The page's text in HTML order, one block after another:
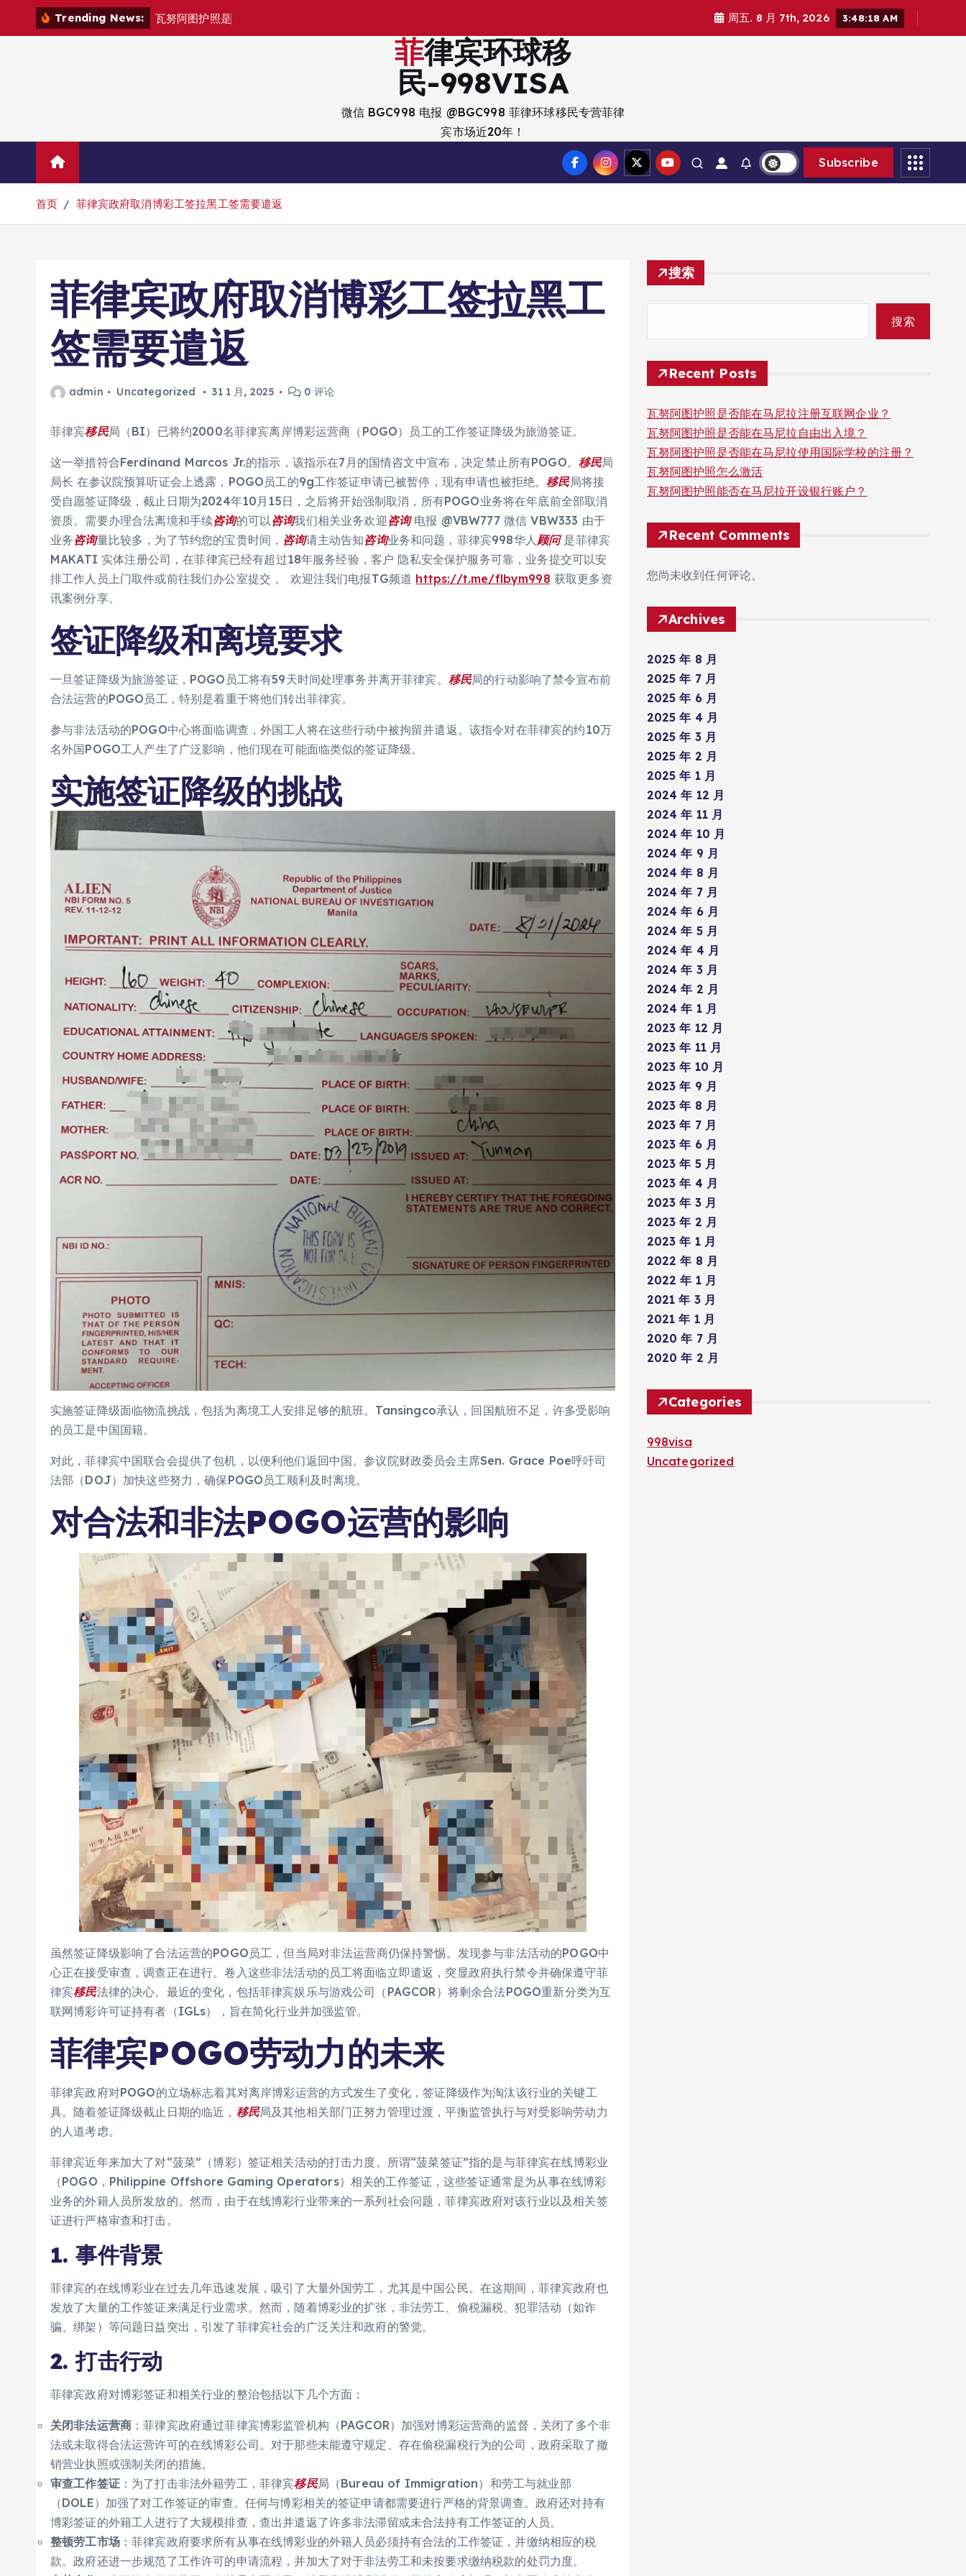
Trending News: 瓦努阿图护照是 周五. 8 月 7th, 2026 3:48:19 AM
菲律宾环球移
民-998VISA
微信 BGC998 电报 @BGC998 菲律环球移民专营菲律
宾市场近20年！
Subscribe
首页 菲律宾政府取消博彩工签拉黑工签需要遣返
菲律宾政府取消博彩工签拉黑工
签需要遣返
admin Uncategorized 31 1 月, 2025 0 评论
菲律宾移民局（BI）已将约2000名菲律宾离岸博彩运营商（POGO）员工的工作签证降级为旅游签证。
这一举措符合Ferdinand Marcos Jr.的指示，该指示在7月的国情咨文中宣布，决定禁止所有POGO。 移民局
局长 在参议院预算听证会上透露，POGO员工的9g工作签证申请已被暂停，现有申请也被拒绝。移民局将接
受自愿签证降级，截止日期为2024年10月15日，之后将开始强制取消，所有POGO业务将在年底前全部取消
资质。需要办理合法离境和手续咨询的可以咨询我们相关业务欢迎 咨询电报 @VBW777 微信 VBW333 由于
业务咨询量比较多，为了节约您的宝贵时间， 咨询请主动告知咨询业务和问题，菲律宾998华人顾问是菲律宾
MAKATI 实体注册公司，在菲律宾已经有超过18年服务经验，客户 隐私安全保护服务可靠，业务提交可以安
排工作人员上门取件或前往我们办公室提交 。 欢迎注我们电报TG频道 https://t.me/flbym998 获取更多资
讯案例分享。
签证降级和离境要求
一旦签证降级为旅游签证，POGO员工将有59天时间处理事务并离开菲律宾。 移民局的行动影响了禁令宣布前
合法运营的POGO员工，特别是着重于将他们转出菲律宾。
参与非法活动的POGO中心将面临调查，外国工人将在这些行动中被拘留并遣返。该指令对在菲律宾的约10万
名外国POGO工人产生了广泛影响，他们现在可能面临类似的签证降级。
实施签证降级的挑战
实施签证降级面临物流挑战，包括为离境工人安排足够的航班。Tansingco承认，回国航班不足，许多受影响
的员工是中国国籍。
对此，菲律宾中国联合会提供了包机，以便利他们返回中国。参议院财政委员会主席Sen. Grace Poe呼吁司
法部（DOJ）加快这些努力，确保POGO员工顺利及时离境。
对合法和非法POGO运营的影响
虽然签证降级影响了合法运营的POGO员工，但当局对非法运营商仍保持警惕。发现参与非法活动的POGO中
心正在接受审查，调查正在进行。卷入这些非法活动的员工将面临立即遣返，突显政府执行禁令并确保遵守菲
律宾移民法律的决心。最近的变化，包括菲律宾娱乐与游戏公司（PAGCOR）将剩余合法POGO重新分类为互
联网博彩许可证持有者（IGLs），旨在简化行业并加强监管。
菲律宾POGO劳动力的未来
菲律宾政府对POGO的立场标志着其对离岸博彩运营的方式发生了变化，签证降级作为淘汰该行业的关键工
具。随着签证降级截止日期的临近， 移民局及其他相关部门正努力管理过渡，平衡监管执行与对受影响劳动力
的人道考虑。
菲律宾近年来加大了对“菠菜”（博彩）签证相关活动的打击力度。所谓“菠菜签证”指的是与菲律宾在线博彩业
（POGO，Philippine Offshore Gaming Operators）相关的工作签证，这些签证通常是为从事在线博彩
业务的外籍人员所发放的。然而，由于在线博彩行业带来的一系列社会问题，菲律宾政府对该行业以及相关签
证进行严格审查和打击。
1.事件背景
菲律宾的在线博彩业在过去几年迅速发展，吸引了大量外国劳工，尤其是中国公民。在这期间，菲律宾政府也
发放了大量的工作签证来满足行业需求。然而，随着博彩业的扩张，非法劳工、偷税漏税、犯罪活动（如诈
骗、绑架）等问题日益突出，引发了菲律宾社会的广泛关注和政府的警觉。
2.打击行动
菲律宾政府对博彩签证和相关行业的整治包括以下几个方面：
关闭非法运营商 ：菲律宾政府通过菲律宾博彩监管机构（PAGCOR）加强对博彩运营商的监督，关闭了多个非
法或未取得合法运营许可的在线博彩公司。对于那些未能遵守规定、存在偷税漏税行为的公司，政府采取了撤
销营业执照或强制关闭的措施。
审查工作签证：为了打击非法外籍劳工，菲律宾移民局（Bureau of Immigration）和劳工与就业部
（DOLE）加强了对工作签证的审查。任何与博彩相关的签证申请都需要进行严格的背景调查。政府还对持有
博彩签证的外籍工人进行了大规模排查，查出并遣返了许多非法滞留或未合法持有工作签证的人员。
整顿劳工市场：菲律宾政府要求所有从事在线博彩业的外籍人员必须持有合法的工作签证，并缴纳相应的税
款。政府还进一步规范了工作许可的申请流程，并加大了对于非法劳工和未按要求缴纳税款的处罚力度。
搜索
搜索
Recent Posts
瓦努阿图护照是否能在马尼拉注册互联网企业？
瓦努阿图护照是否能在马尼拉自由出入境？
瓦努阿图护照是否能在马尼拉使用国际学校的注册？
瓦努阿图护照怎么激活
瓦努阿图护照能否在马尼拉开设银行账户？
Recent Comments
您尚未收到任何评论。
Archives
2025 年 8 月
2025 年 7 月
2025 年 6 月
2025 年 4 月
2025 年 3 月
2025 年 2 月
2025 年 1 月
2024 年 12 月
2024 年 11 月
2024 年 10 月
2024 年 9 月
2024 年 8 月
2024 年 7 月
2024 年 6 月
2024 年 5 月
2024 年 4 月
2024 年 3 月
2024 年 2 月
2024 年 1 月
2023 年 12 月
2023 年 11 月
2023 年 10 月
2023 年 9 月
2023 年 8 月
2023 年 7 月
2023 年 6 月
2023 年 5 月
2023 年 4 月
2023 年 3 月
2023 年 2 月
2023 年 1 月
2022 年 8 月
2022 年 1 月
2021 年 3 月
2021 年 1 月
2020 年 7 月
2020 年 2 月
Categories
998visa
Uncategorized